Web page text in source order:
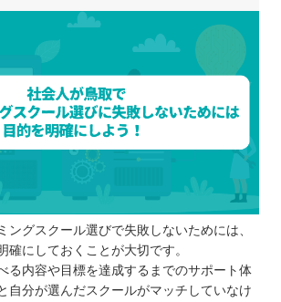
ングスクール選びで失敗しないためには、
確にしておくことが大切です。
る内容や目標を達成するまでのサポート体
自分が選んだスクールがマッチしていなけ